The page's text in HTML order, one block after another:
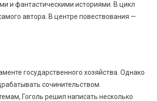
и фантастическими историями. В цикл
автора. В центре повествования —
государственного хозяйства. Однако
сочинительством.
Гоголь решил написать несколько